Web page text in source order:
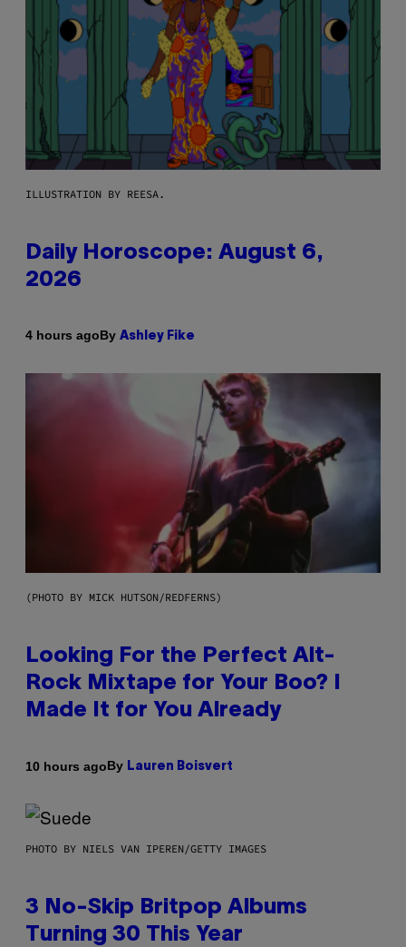
ILLUSTRATION BY REESA.
Daily Horoscope: August 6,
2026
4 hours agoBy Ashley Fike
(PHOTO BY MICK HUTSON/REDFERNS)
Looking For the Perfect Alt-
Rock Mixtape for Your Boo? I
Made It for You Already
10 hours agoBy Lauren Boisvert
PHOTO BY NIELS VAN IPEREN/GETTY IMAGES
3 No-Skip Britpop Albums
Turning 30 This Year